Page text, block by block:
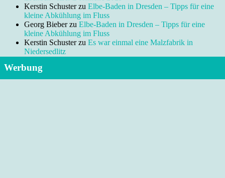
Kerstin Schusterzu Elbe-Baden in Dresden – Tipps für eine
kleine Abkühlung im Fluss
Georg Bieberzu Elbe-Baden in Dresden – Tipps für eine
kleine Abkühlung im Fluss
Kerstin Schusterzu Es war einmal eine Malzfabrik in
Niedersedlitz
Werbung